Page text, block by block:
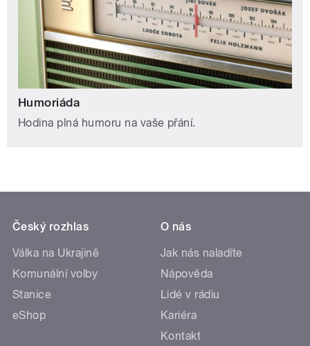
Humoriáda
Hodina plná humoru na vaše přání.
Český rozhlas
Válka na Ukrajině
Komunální volby
Stanice
eShop
O nás
Jak nás naladíte
Nápověda
Lidé v rádiu
Kariéra
Kontakt